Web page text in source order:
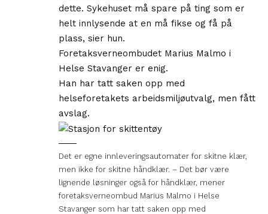
dette. Sykehuset må spare på ting som er
helt innlysende at en må fikse og få på
plass, sier hun.
Foretaksverneombudet Marius Malmo i
Helse Stavanger er enig.
Han har tatt saken opp med
helseforetakets arbeidsmiljøutvalg, men fått
avslag.
Det er egne innleveringsautomater for skitne klær,
men ikke for skitne håndklær. – Det bør være
lignende løsninger også for håndklær, mener
foretaksverneombud Marius Malmo i Helse
Stavanger som har tatt saken opp med